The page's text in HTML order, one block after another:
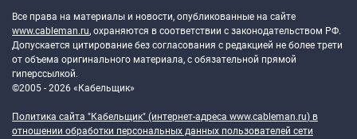
Все права на материалы и новости, опубликованные на сайте
www.cableman.ru, охраняются в соответствии с законодательством РФ.
Допускается цитирование без согласования с редакцией не более трети
от объема оригинального материала, с обязательной прямой
гиперссылкой.
©2005 - 2026 «Кабельщик»
Политика сайта "Кабельщик" (интернет-адреса www.cableman.ru) в
отношении обработки персональных данных пользователей сети